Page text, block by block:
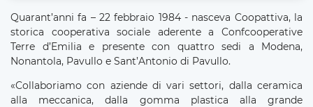
Quarant’anni fa – 22 febbraio 1984 - nasceva Coopattiva, la
storica cooperativa sociale aderente a Confcooperative
Terre d’Emilia e presente con quattro sedi a Modena,
Nonantola, Pavullo e Sant’Antonio di Pavullo.
«Collaboriamo con aziende di vari settori, dalla ceramica
alla meccanica, dalla gomma plastica alla grande